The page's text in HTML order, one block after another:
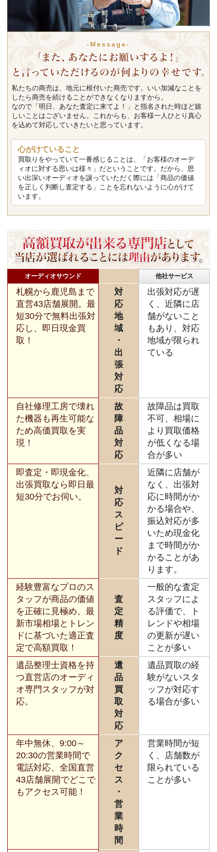
-Message-
私たちの商売は、地元に根付いた商売です。いい加減なことを
したら商売を続けることができなくなりますから。
なので「明日、あなた査定に来てよ！」と指名された時ほど嬉
しいことはございません。これからも、お客様一人ひとり真心
を込めて対応していきたいと思っています。
心がけていること
買取りをやっていて一番感じることは、「お客様のオーデ
ィオに対する思いは様々」だということです。だから、思
い出深いオーディオを譲っていただく際には「商品の価値
を正しく判断し査定する」ことを忘れないように心がけて
います。
オーディオサウンド 他社サービス
札幌から鹿児島まで
直営43店舗展開。最
短30分で無料出張対
応し、即日現金買
取！
対
応
地
域
・
出
張
対
応
出張対応が遅
く、近隣に店
舗がないこと
もあり、対応
地域が限られ
ている
自社修理工房で壊れ
た機器も再生可能な
ため高価買取を実
現！
故
障
品
対
応
故障品は買取
不可、相場に
より買取価格
が低くなる場
合が多い
即査定・即現金化、
出張買取なら即日最
短30分でお伺い。
対
応
ス
ピ
ー
ド
近隣に店舗が
なく、出張対
応に時間がか
かる場合や、
振込対応が多
いため現金化
まで時間がか
かることがあ
ります。
経験豊富なプロのス
タッフが商品の価値
を正確に見極め、最
新市場相場とトレン
ドに基づいた適正査
定で高額買取！
査
定
精
度
一般的な査定
スタッフによ
る評価で、ト
レンドや相場
の更新が遅い
ことが多い
遺品整理士資格を持
つ直営店のオーディ
オ専門スタッフが対
応。
遺
品
買
取
対
応
遺品買取の経
験がないスタ
ッフが対応す
る場合が多い
年中無休、9:00～
20:30の営業時間で
電話対応、全国直営
43店舗展開でどこで
もアクセス可能！
ア
ク
セ
ス
・
営
業
時
間
営業時間が短
く、店舗数が
限られている
ことが多い